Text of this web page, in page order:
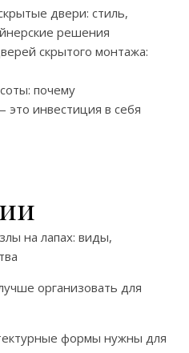
двери: стиль,
решения
скрытого монтажа:
почему
инвестиция в себя
на лапах: виды,
организовать для
формы нужны для